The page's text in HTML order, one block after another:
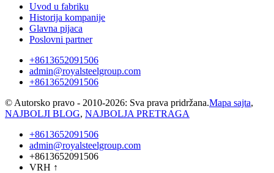
Uvod u fabriku
Historija kompanije
Glavna pijaca
Poslovni partner
+8613652091506
admin@royalsteelgroup.com
+8613652091506
© Autorsko pravo - 2010-2026: Sva prava pridržana.Mapa sajta,
NAJBOLJI BLOG, NAJBOLJA PRETRAGA
+8613652091506
admin@royalsteelgroup.com
+8613652091506
VRH ↑